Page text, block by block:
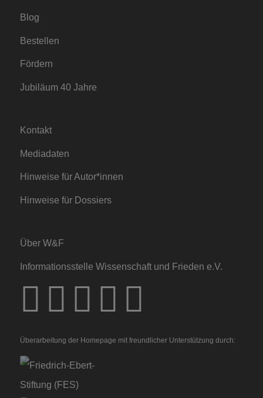
Blog
Bestellen
Fördern
Jubiläum 40 Jahre
Kontakt
Mediadaten
Hinweise für Autor*innen
Hinweise für Dossiers
Über W&F
Informationsstelle Wissenschaft und Frieden e.V.
Überarbeitung der Homepage mit freundlicher Unterstützung durch: